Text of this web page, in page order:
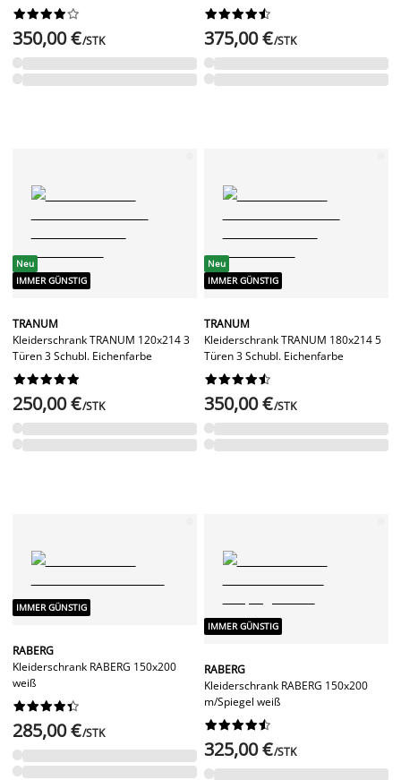






350,00 €/STK






375,00 €/STK
Neu
IMMER GÜNSTIG
TRANUM
Kleiderschrank TRANUM 120x214 3
Türen 3 Schubl. Eichenfarbe






250,00 €/STK
Neu
IMMER GÜNSTIG
TRANUM
Kleiderschrank TRANUM 180x214 5
Türen 3 Schubl. Eichenfarbe






350,00 €/STK
IMMER GÜNSTIG
RABERG
Kleiderschrank RABERG 150x200
weiß






285,00 €/STK
IMMER GÜNSTIG
RABERG
Kleiderschrank RABERG 150x200
m/Spiegel weiß






325,00 €/STK